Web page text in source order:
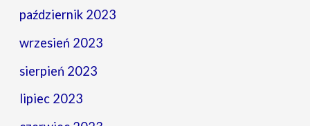
październik 2023
wrzesień 2023
sierpień 2023
lipiec 2023